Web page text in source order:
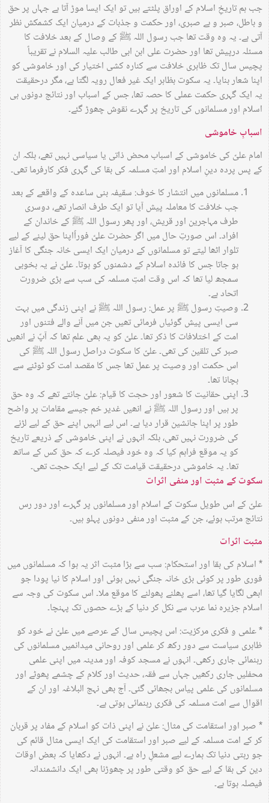
جب ہم تاریخِ اسلام کے اوراق پلٹتے ہیں تو ایک ایسا موڑ آتا ہے جہاں پر حق
و باطل، صبر و بے صبری، اور حکمت و جذبات کے درمیان ایک کشمکش نظر
آتی ہے۔ یہ وہ وقت تھا جب رسول اللہ ﷺ کے وصال کے بعد خلافت کا
مسئلہ درپیش تھا اور حضرت علی ابن ابی طالب علیہ السلام نے تقریباً
پچیس سال تک ظاہری خلافت سے کنارہ کشی اختیار کی اور خاموشی کو
اپنا شعار بنایا۔ یہ سکوت بظاہر ایک غیر فعال رویہ لگتا ہے، مگر درحقیقت
یہ ایک گہری حکمت عملی کا حصہ تھا، جس کے اسباب اور نتائج دونوں ہی
اسلام اور مسلمانوں کی تاریخ پر گہرے نقوش چھوڑ گئے۔
اسبابِ خاموشی
امام علیؑ کی خاموشی کے اسباب محض ذاتی یا سیاسی نہیں تھے، بلکہ ان
کے پس پردہ دینِ اسلام اور امتِ مسلمہ کی بقا کی گہری فکر کارفرما تھی۔
مسلمانوں میں انتشار کا خوف: سقیفہ بنی ساعدہ کے واقعے کے بعد
جب خلافت کا معاملہ پیش آیا تو ایک طرف انصار تھے، دوسری
طرف مہاجرین اور قریش، اور پھر رسول اللہ ﷺ کے خاندان کے
افراد۔ اس صورتِ حال میں اگر حضرت علیؑ فوراًاپنا حق لینے کے لیے
تلوار اٹھا لیتے تو مسلمانوں کے درمیان ایک ایسی خانہ جنگی کا آغاز
ہو جاتا جس کا فائدہ اسلام کے دشمنوں کو ہوتا۔ علیؑ نے یہ بخوبی
سمجھ لیا تھا کہ اس وقت امتِ مسلمہ کی سب سے بڑی ضرورت
اتحاد ہے۔
وصیتِ رسول ﷺ پر عمل: رسول اللہ ﷺ نے اپنی زندگی میں بہت
سی ایسی پیش گوئیاں فرمائی تھیں جن میں آنے والے فتنوں اور
امت کے اختلافات کا ذکر تھا۔ علیؑ کو یہ بھی علم تھا کہ آپؐ نے انھیں
صبر کی تلقین کی تھی۔ علیؑ کا سکوت دراصل رسول اللہ ﷺ کی
اس حکمت اور وصیت پر عمل تھا جس کا مقصد امت کو ٹوٹنے سے
بچانا تھا۔
اپنی حقانیت کا شعور اور حجت کا قیام: علیؑ جانتے تھے کہ وہ حق
پر ہیں اور رسول اللہ ﷺ نے انھیں غدیر خم جیسے مقامات پر واضح
طور پر اپنا جانشین قرار دیا ہے۔ اس لیے انہیں اپنے حق کے لیے لڑنے
کی ضرورت نہیں تھی، بلکہ انہوں نے اپنی خاموشی کے ذریعے تاریخ
کو یہ موقع فراہم کیا کہ وہ خود فیصلہ کرے کہ حق کس کے ساتھ
تھا۔ یہ خاموشی درحقیقت قیامت تک کے لیے ایک حجت تھی۔
سکوت کے مثبت اور منفی اثرات
علیؑ کے اس طویل سکوت کے اسلام اور مسلمانوں پر گہرے اور دور رس
نتائج مرتب ہوئے، جن کے مثبت اور منفی دونوں پہلو ہیں۔
مثبت اثرات
* اسلام کی بقا اور استحکام: سب سے بڑا مثبت اثر یہ ہوا کہ مسلمانوں میں
فوری طور پر کوئی بڑی خانہ جنگی نہیں ہوئی اور اسلام کا نیا پودا جو
ابھی لگایا گیا تھا، اسے پھلنے پھولنے کا موقع ملا۔ اس سکوت کی وجہ سے
اسلام جزیرہ نما عرب سے نکل کر دنیا کے بڑے حصوں تک پہنچا۔
* علمی و فکری مرکزیت: اس پچیس سال کے عرصے میں علیؑ نے خود کو
ظاہری سیاست سے دور رکھ کر علمی اور روحانی میدانمیں مسلمانوں کی
رہنمائی جاری رکھی۔ انہوں نے مسجد کوفہ اور مدینہ میں اپنی علمی
محفلیں جاری رکھیں جہاں سے فقہ، حدیث اور کلام کے چشمے پھوٹے اور
مسلمانوں کی علمی پیاس بجھائی گئی۔ آج بھی نہج البلاغہ اور ان کے
اقوال سے امت مسلمہ کی فکری رہنمائی ہوتی ہے۔
* صبر اور استقامت کی مثال: علیؑ نے اپنی ذات کو اسلام کے مفاد پر قربان
کر کے امت مسلمہ کے لیے صبر اور استقامت کی ایک ایسی مثال قائم کی
جو رہتی دنیا تک ہمارے لیے مشعلِ راہ ہے۔ انہوں نے دکھایا کہ بعض اوقات
دین کی بقا کے لیے حق کو وقتی طور پر چھوڑنا بھی ایک دانشمندانہ
فیصلہ ہوتا ہے۔